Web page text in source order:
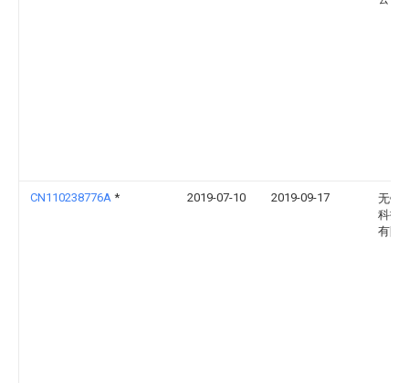
CN110238776A * 2019-07-10 2019-09-17
无锡
科技
有限